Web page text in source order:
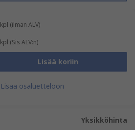
kpl (ilman ALV)
kpl (Sis ALV:n)
Lisää koriin
Lisää osaluetteloon
Yksikköhinta